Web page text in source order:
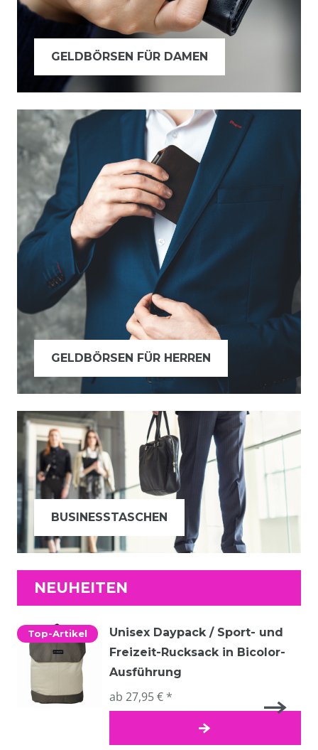
GELDBÖRSEN FÜR DAMEN
GELDBÖRSEN FÜR HERREN
BUSINESSTASCHEN
NEUHEITEN
Top-Artikel
Unisex Daypack / Sport- und
Freizeit-Rucksack in Bicolor-
Ausführung
ab 27,95 € *